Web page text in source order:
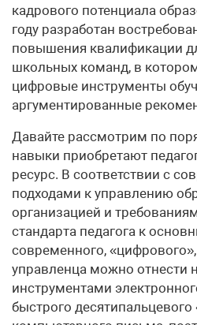
кадрового потенциала
году разработан
повышения квалификации
школьных команд, в
цифровые инструменты
аргументированные
Давайте рассмотрим по
навыки приобретают
ресурс. В соответствии с
подходами к управлению
организацией и
стандарта педагога к
современного, «цифрового»,
управленца можно отнести
инструментами
быстрого десятипальцевого